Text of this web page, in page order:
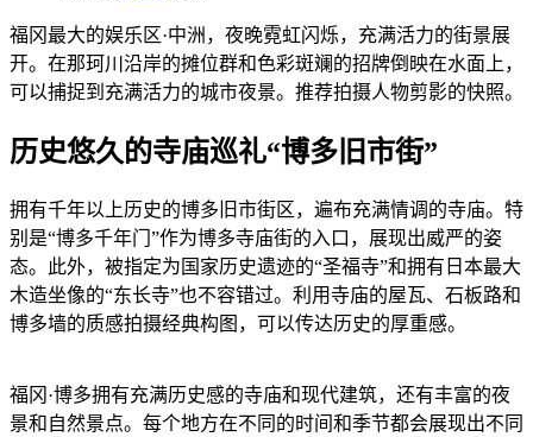
福冈最大的娱乐区·中洲，夜晚霓虹闪烁，充满活力的街景展
开。在那珂川沿岸的摊位群和色彩斑斓的招牌倒映在水面上，
可以捕捉到充满活力的城市夜景。推荐拍摄人物剪影的快照。
历史悠久的寺庙巡礼“博多旧市街”
拥有千年以上历史的博多旧市街区，遍布充满情调的寺庙。特
别是“博多千年门”作为博多寺庙街的入口，展现出威严的姿
态。此外，被指定为国家历史遗迹的“圣福寺”和拥有日本最大
木造坐像的“东长寺”也不容错过。利用寺庙的屋瓦、石板路和
博多墙的质感拍摄经典构图，可以传达历史的厚重感。
福冈·博多拥有充满历史感的寺庙和现代建筑，还有丰富的夜
景和自然景点。每个地方在不同的时间和季节都会展现出不同